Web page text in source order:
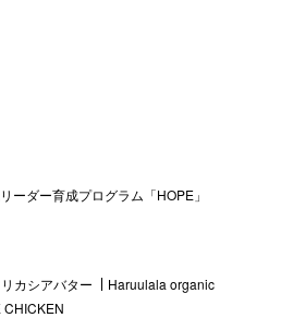
ーダー育成プログラム「HOPE」
カシアバター
Haruulala organic
CHICKEN